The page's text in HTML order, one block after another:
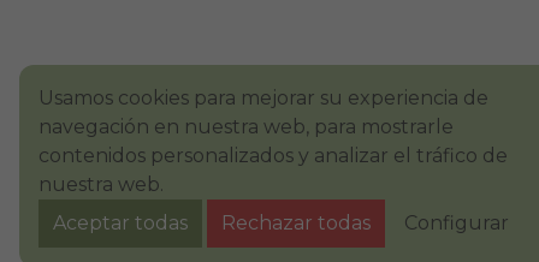
Usamos cookies para mejorar su experiencia de
navegación en nuestra web, para mostrarle
contenidos personalizados y analizar el tráfico de
nuestra web.
Aceptar todas
Rechazar todas Configurar